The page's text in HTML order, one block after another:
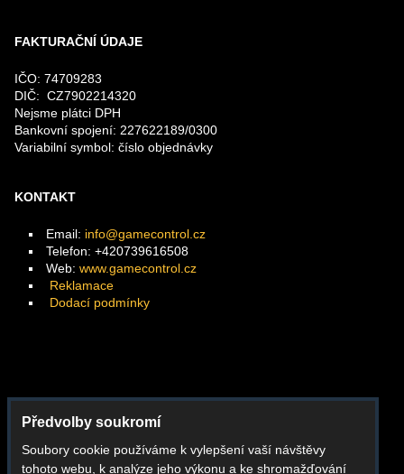
FAKTURAČNÍ ÚDAJE
IČO: 74709283
DIČ: CZ7902214320
Nejsme plátci DPH
Bankovní spojení: 227622189/0300
Variabilní symbol: číslo objednávky
KONTAKT
Email: info@gamecontrol.cz
Telefon: +420739616508
Web: www.gamecontrol.cz
Reklamace
Dodací podmínky
Facebook
Instagram
Youtube
Předvolby soukromí
Soubory cookie používáme k vylepšení vaší návštěvy
tohoto webu, k analýze jeho výkonu a ke shromažďování